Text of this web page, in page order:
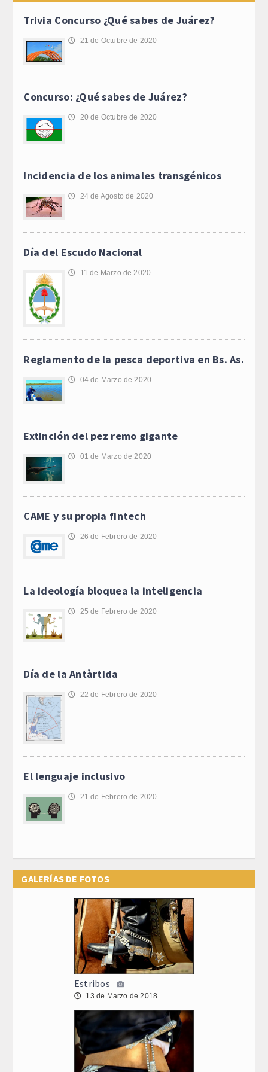
Trivia Concurso ¿Qué sabes de Juárez?
🕔 21 de Octubre de 2020
Concurso: ¿Qué sabes de Juárez?
🕔 20 de Octubre de 2020
Incidencia de los animales transgénicos
🕔 24 de Agosto de 2020
Día del Escudo Nacional
🕔 11 de Marzo de 2020
Reglamento de la pesca deportiva en Bs. As.
🕔 04 de Marzo de 2020
Extinción del pez remo gigante
🕔 01 de Marzo de 2020
CAME y su propia fintech
🕔 26 de Febrero de 2020
La ideología bloquea la inteligencia
🕔 25 de Febrero de 2020
Día de la Antàrtida
🕔 22 de Febrero de 2020
El lenguaje inclusivo
🕔 21 de Febrero de 2020
GALERÍAS DE FOTOS
Estribos
🕔 13 de Marzo de 2018